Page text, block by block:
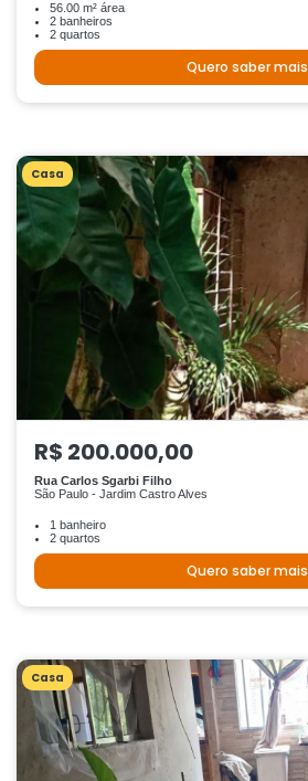
56.00 m² área
2 banheiros
2 quartos
Quero saber mais
Casa
R$ 200.000,00
Rua Carlos Sgarbi Filho
São Paulo - Jardim Castro Alves
1 banheiro
2 quartos
Quero saber mais
Casa